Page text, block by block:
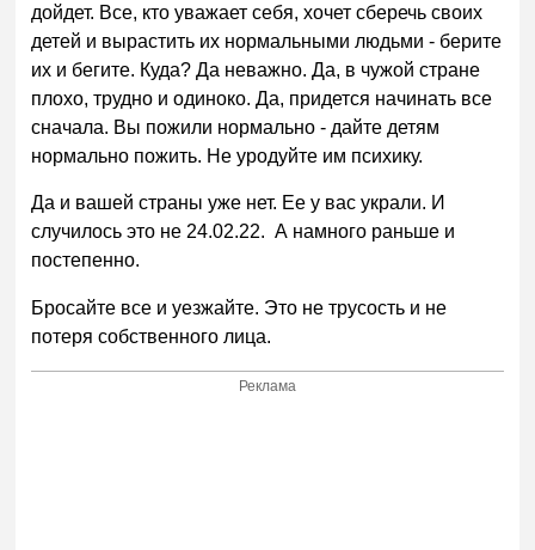
дойдет. Все, кто уважает себя, хочет сберечь своих
детей и вырастить их нормальными людьми - берите
их и бегите. Куда? Да неважно. Да, в чужой стране
плохо, трудно и одиноко. Да, придется начинать все
сначала. Вы пожили нормально - дайте детям
нормально пожить. Не уродуйте им психику.
Да и вашей страны уже нет. Ее у вас украли. И
случилось это не 24.02.22. А намного раньше и
постепенно.
Бросайте все и уезжайте. Это не трусость и не
потеря собственного лица.
Реклама